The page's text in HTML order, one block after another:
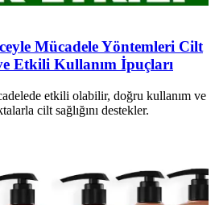
Mücadele Yöntemleri Cilt
Etkili Kullanım İpuçları
etkili olabilir, doğru kullanım ve
cilt sağlığını destekler.